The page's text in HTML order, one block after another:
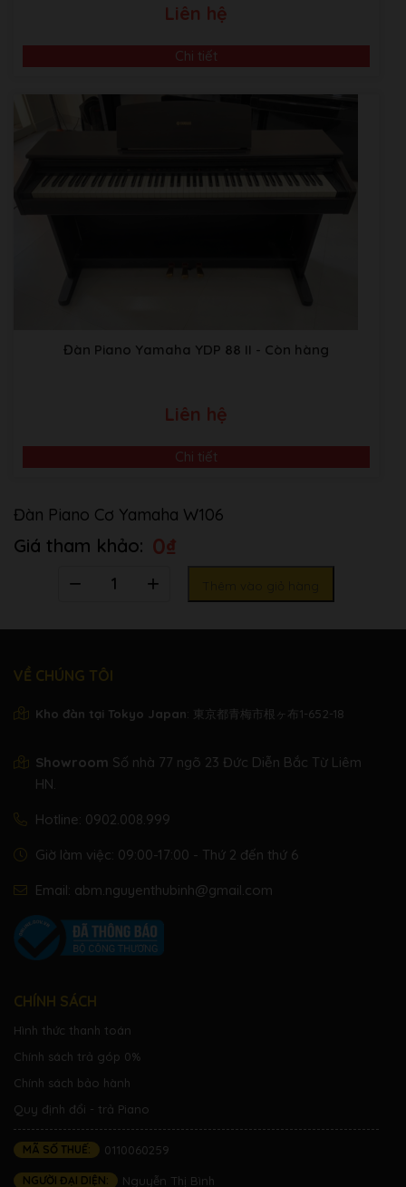
Liên hệ
Chi tiết
Đàn Piano Yamaha YDP 88 II - Còn hàng
Liên hệ
Chi tiết
Đàn Piano Cơ Yamaha W106
0₫
VỀ CHÚNG TÔI
Kho đàn tại Tokyo Japan: 東京都青梅市根ヶ布1-652-18
Showroom Số nhà 77 ngõ 23 Đức Diễn Bắc Từ Liêm
HN.
Hotline: 0902.008.999
Giờ làm việc: 09:00-17:00 - Thứ 2 đến thứ 6
Email: abm.nguyenthubinh@gmail.com
CHÍNH SÁCH
Hình thức thanh toán
Chính sách trả góp 0%
Chính sách bảo hành
Quy định đổi - trả Piano
MÃ SỐ THUẾ: 0110060259
NGƯỜI ĐẠI DIỆN: Nguyễn Thị Bình